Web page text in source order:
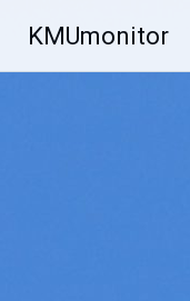
Inhalt
springen
KMUmonitor